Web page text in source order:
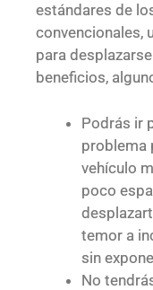
estándares de
convencionales,
para
beneficios,
Podrás ir
problema
vehículo
poco
temor a
sin
No